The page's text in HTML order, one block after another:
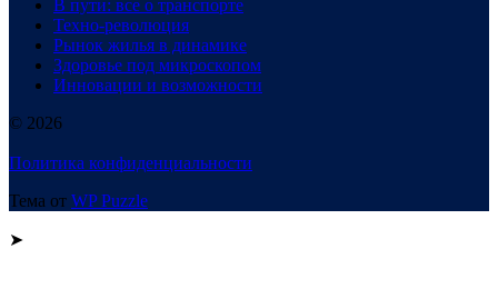
В пути: все о транспорте
Техно-революция
Рынок жилья в динамике
Здоровье под микроскопом
Инновации и возможности
© 2026
Политика конфиденциальности
Тема от WP Puzzle
➤